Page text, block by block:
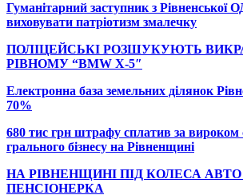
Гуманітарний заступник з Рівненської
виховувати патріотизм змалечку
ПОЛІЦЕЙСЬКІ РОЗШУКУЮТЬ
РІВНОМУ “BMW X-5″
Електронна база земельних ділянок
70%
680 тис грн штрафу сплатив за вироком
грального бізнесу на Рівненщині
НА РІВНЕНЩИНІ ПІД КОЛЕСА
ПЕНСІОНЕРКА